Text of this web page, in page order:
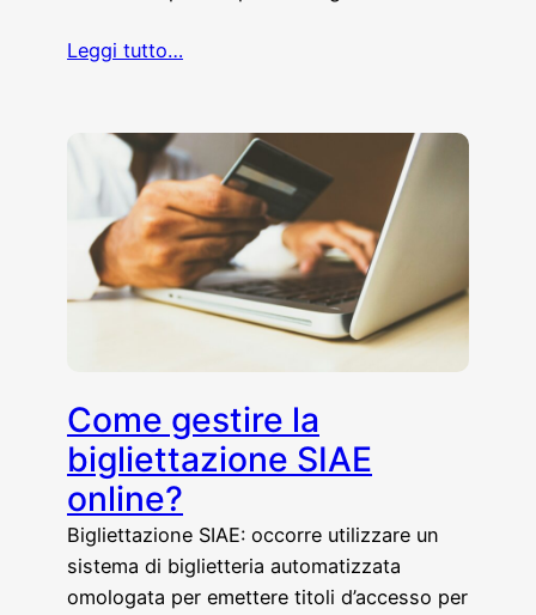
Leggi tutto…
Come gestire la
bigliettazione SIAE
online?
Bigliettazione SIAE: occorre utilizzare un
sistema di biglietteria automatizzata
omologata per emettere titoli d’accesso per